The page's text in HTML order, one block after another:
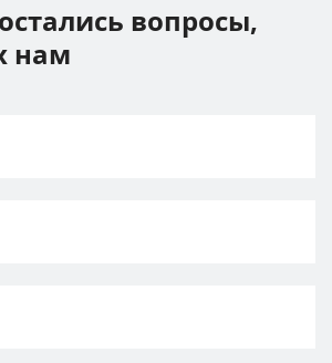
вопросы,
нам